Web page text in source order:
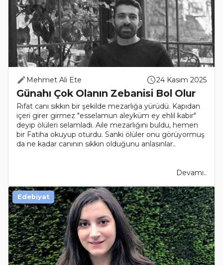
Mehmet Ali Ete 24 Kasım 2025
Günahı Çok Olanın Zebanisi Bol Olur
Rıfat canı sıkkın bir şekilde mezarlığa yürüdü. Kapıdan
içeri girer girmez "esselamun aleyküm ey ehlil kabir"
deyip ölüleri selamladı. Aile mezarlığını buldu, hemen
bir Fatiha okuyup oturdu. Sanki ölüler onu görüyormuş
da ne kadar canının sıkkın olduğunu anlasınlar..
Devamı..
Edebiyat